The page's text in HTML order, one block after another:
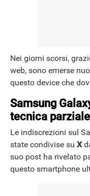
Nei giorni scorsi,
web, sono emerse
questo device che
Samsung
tecnica parziale
Le indiscrezioni sul
state condivise su X
suo post ha rivelato
questo smartphone